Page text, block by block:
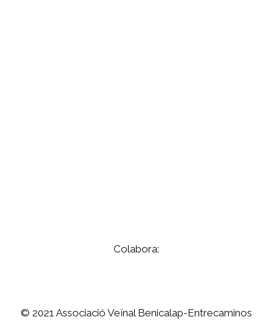
Colabora:
© 2021 Associació Veïnal Benicalap-Entrecaminos